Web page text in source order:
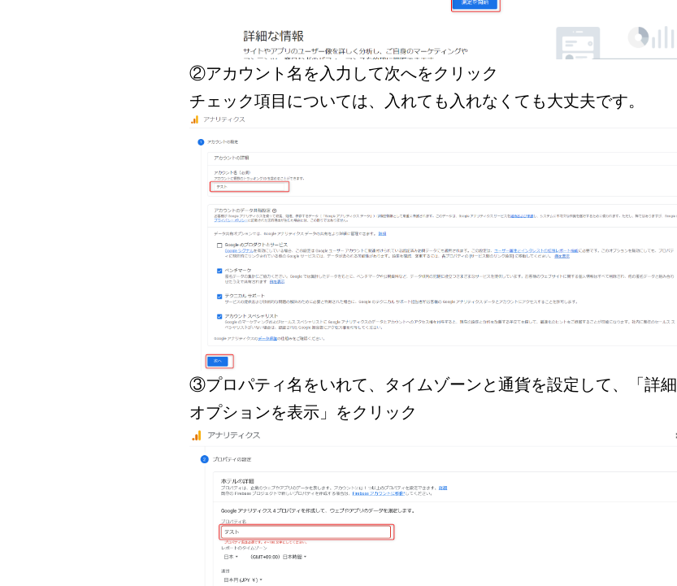
②アカウント名を入力して次へをクリック
チェック項目については、入れても入れなくても大丈夫です。
③プロパティ名をいれて、タイムゾーンと通貨を設定して、「詳細
オプションを表示」をクリック